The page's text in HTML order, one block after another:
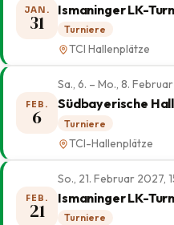
JAN.
31
Ismaninger LK-
Turniere
TCI Hallenplätze
FEB.
6
Sa., 6. – Mo., 8.
Südbayerische
Turniere
TCI-Hallenplätze
FEB.
21
So., 21. Februar 2027,
Ismaninger LK-
Turniere